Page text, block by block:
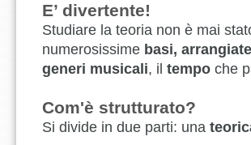
E’ divertente!
Studiare la teoria non è mai
numerosissime basi, arrangiate
generi musicali, il tempo che
Com'è strutturato?
Si divide in due parti: una